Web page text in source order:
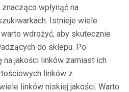
wpłynąć na
Istnieje wiele
wdrożyć, aby skutecznie
do sklepu. Po
jakości linków zamiast ich
linków z
linków niskiej jakości. Warto